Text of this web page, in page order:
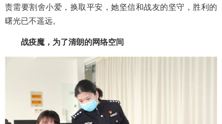
责需要割舍小爱，换取平安，她坚信和战友的坚守，胜利的
曙光已不遥远。
战疫魔，为了清朗的网络空间